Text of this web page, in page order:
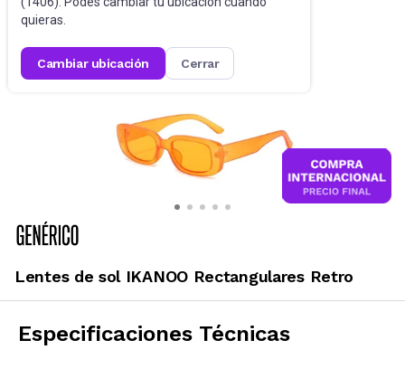
quieras.
cambiar ubicación cerrar
Lentes de sol IKANOO Rectangulares Retro
Especificaciones Técnicas